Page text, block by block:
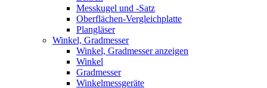
Messkugel und -Satz
Oberflächen-Vergleichplatte
Plangläser
Winkel, Gradmesser
Winkel, Gradmesser anzeigen
Winkel
Gradmesser
Winkelmessgeräte